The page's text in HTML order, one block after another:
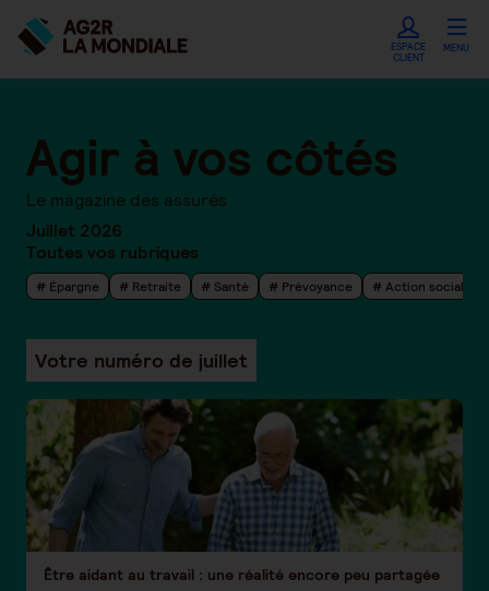
ESPACE
CLIENT
MENU
Agir à vos côtés
Le magazine des assurés
Juillet 2026
Toutes vos rubriques
# Épargne # Retraite # Santé # Prévoyance # Action sociale
Votre numéro de juillet
Être aidant au travail : une réalité encore peu partagée